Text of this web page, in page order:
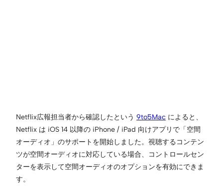
Netflix広報担当者から確認したという 9to5Mac によると、
Netflix は iOS 14 以降の iPhone / iPad 向けアプリで「空間
オーディオ」のサポートを開始しました。視聴するコンテン
ツが空間オーディオに対応している場合、コントロールセン
ターを表示して空間オーディオのオプションを有効にできま
す。